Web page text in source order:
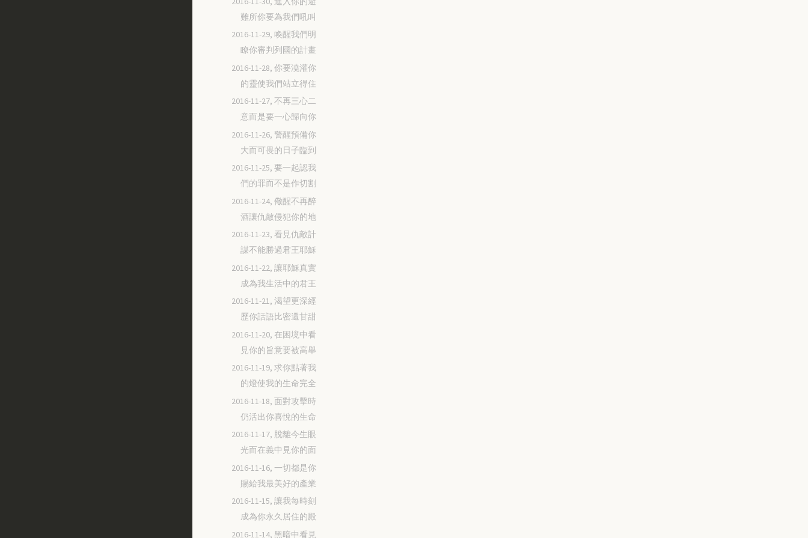
難所你要為我們吼叫
2016-11-29, 喚醒我們明
瞭你審判列國的計畫
2016-11-28, 你要澆灌你
的靈使我們站立得住
2016-11-27, 不再三心二
意而是要一心歸向你
2016-11-26, 警醒預備你
大而可畏的日子臨到
2016-11-25, 要一起認我
們的罪而不是作切割
2016-11-24, 儆醒不再醉
酒讓仇敵侵犯你的地
2016-11-23, 看見仇敵計
謀不能勝過君王耶穌
2016-11-22, 讓耶穌真實
成為我生活中的君王
2016-11-21, 渴望更深經
歷你話語比密還甘甜
2016-11-20, 在困境中看
見你的旨意要被高舉
2016-11-19, 求你點著我
的燈使我的生命完全
2016-11-18, 面對攻擊時
仍活出你喜悅的生命
2016-11-17, 脫離今生眼
光而在義中見你的面
2016-11-16, 一切都是你
賜給我最美好的產業
2016-11-15, 讓我每時刻
成為你永久居住的殿
2016-11-14, 黑暗中看見